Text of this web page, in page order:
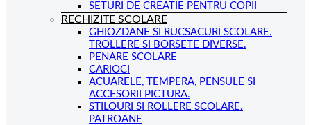
SETURI DE CREATIE PENTRU COPII
RECHIZITE SCOLARE
GHIOZDANE SI RUCSACURI SCOLARE.
TROLLERE SI BORSETE DIVERSE.
PENARE SCOLARE
CARIOCI
ACUARELE, TEMPERA, PENSULE SI
ACCESORII PICTURA.
STILOURI SI ROLLERE SCOLARE.
PATROANE